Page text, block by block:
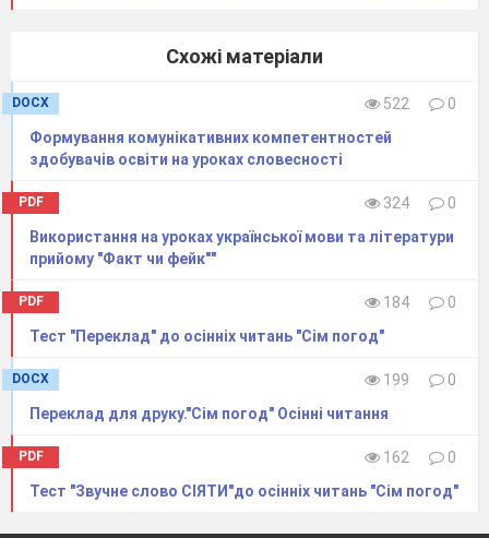
Схожі матеріали
DOCX 522
0
Формування комунікативних компетентностей
здобувачів освіти на уроках словесності
PDF 324
0
Використання на уроках української мови та літератури
прийому "Факт чи фейк""
PDF 184
0
Тест "Переклад" до осінніх читань "Сім погод"
DOCX 199
0
Переклад для друку."Сім погод" Осінні читання
PDF 162
0
Тест "Звучне слово СІЯТИ"до осінніх читань "Сім погод"